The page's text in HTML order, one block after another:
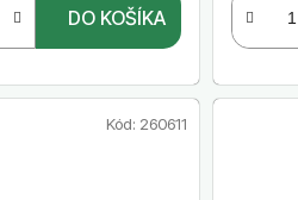
DO KOŠÍKA
Kód: 260611